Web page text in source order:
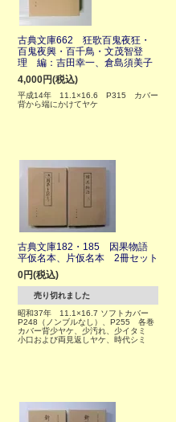
古典文庫662 狂歌百鬼夜狂・
百鬼夜興・百千鳥・文茂智登
理 編：吉田幸一、倉島須美子
4,000円(税込)
平成14年 11.1×16.6 P315 カバー
背から端にかけてヤケ
古典文庫182・185 因果物語
平仮名本、片仮名本 2冊セット
0円(税込)
売り切れました
昭和37年 11.1×16.7 ソフトカバー
P248（ノンブルなし）、P255 各巻
カバー背少ヤケ、少汚れ、少イタミ
小口および両見返しヤケ、時代シミ